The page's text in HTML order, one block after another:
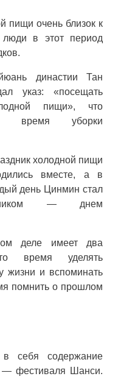
пищи очень близок к
люди в этот период
династии Тан
указ: «посещать
пищи», что
время уборки
холодной пищи
вместе, а в
день Цинмин стал
— днем
деле имеет два
время уделять
жизни и вспоминать
помнить о прошлом
себя содержание
— фестиваля Шанси.